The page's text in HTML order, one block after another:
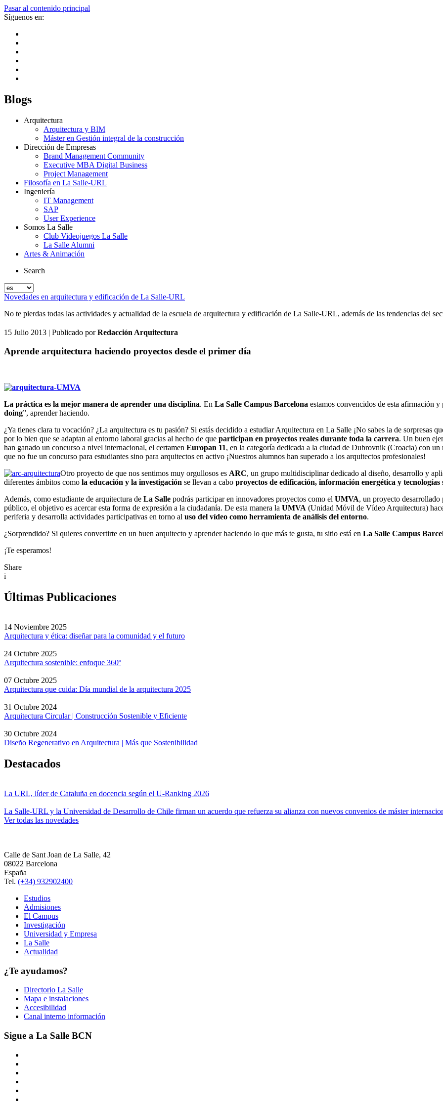
Pasar al contenido principal
Síguenos en:
Blogs
Arquitectura
Arquitectura y BIM
Máster en Gestión integral de la construcción
Dirección de Empresas
Brand Management Community
Executive MBA Digital Business
Project Management
Filosofía en La Salle-URL
Ingeniería
IT Management
SAP
User Experience
Somos La Salle
Club Videojuegos La Salle
La Salle Alumni
Artes & Animación
Search
Novedades en arquitectura y edificación de La Salle-URL
No te pierdas todas las actividades y actualidad de la escuela de arquitectura y edificación de La Salle-URL, además de las tendencias del
15 Julio 2013 | Publicado porRedacción Arquitectura
Aprende arquitectura haciendo proyectos desde el primer día
La práctica es la mejor manera de aprender una disciplina. En La Salle Campus Barcelona estamos convencidos de esta afirmación
doing”, aprender haciendo.
¿Ya tienes clara tu vocación? ¿La arquitectura es tu pasión? Si estás decidido a estudiar Arquitectura en La Salle ¡No sabes la de sorpresas
por lo bien que se adaptan al entorno laboral gracias al hecho de que participan en proyectos reales durante toda la carrera. Un buen
han ganado un concurso a nivel internacional, el certamen Europan 11, en la categoría dedicada a la ciudad de Dubrovnik (Croacia) con
que no fue un concurso para estudiantes sino para arquitectos en activo ¡Nuestros alumnos han superado a los arquitectos profesionales!
Otro proyecto de que nos sentimos muy orgullosos es ARC, un grupo multidisciplinar dedicado al diseño, desarrollo y
diferentes ámbitos como la educación y la investigación se llevan a cabo proyectos de edificación, información energética y tecnologías
Además, como estudiante de arquitectura de La Salle podrás participar en innovadores proyectos como el UMVA, un proyecto
público, el objetivo es acercar esta forma de expresión a la ciudadanía. De esta manera la UMVA (Unidad Móvil de Vídeo Arquitectura)
periferia y desarrolla actividades participativas en torno al uso del vídeo como herramienta de análisis del entorno.
¿Sorprendido? Si quieres convertirte en un buen arquitecto y aprender haciendo lo que más te gusta, tu sitio está en La Salle Campus
¡Te esperamos!
Share
i
Últimas Publicaciones
14 Noviembre 2025
Arquitectura y ética: diseñar para la comunidad y el futuro
24 Octubre 2025
Arquitectura sostenible: enfoque 360º
07 Octubre 2025
Arquitectura que cuida: Día mundial de la arquitectura 2025
31 Octubre 2024
Arquitectura Circular | Construcción Sostenible y Eficiente
30 Octubre 2024
Diseño Regenerativo en Arquitectura | Más que Sostenibilidad
Destacados
La URL, líder de Cataluña en docencia según el U-Ranking 2026
La Salle-URL y la Universidad de Desarrollo de Chile firman un acuerdo que refuerza su alianza con nuevos convenios de máster
Ver todas las novedades
Calle de Sant Joan de La Salle, 42
08022 Barcelona
España
Tel. (+34) 932902400
Estudios
Admisiones
El Campus
Investigación
Universidad y Empresa
La Salle
Actualidad
¿Te ayudamos?
Directorio La Salle
Mapa e instalaciones
Accesibilidad
Canal interno información
Sigue a La Salle BCN